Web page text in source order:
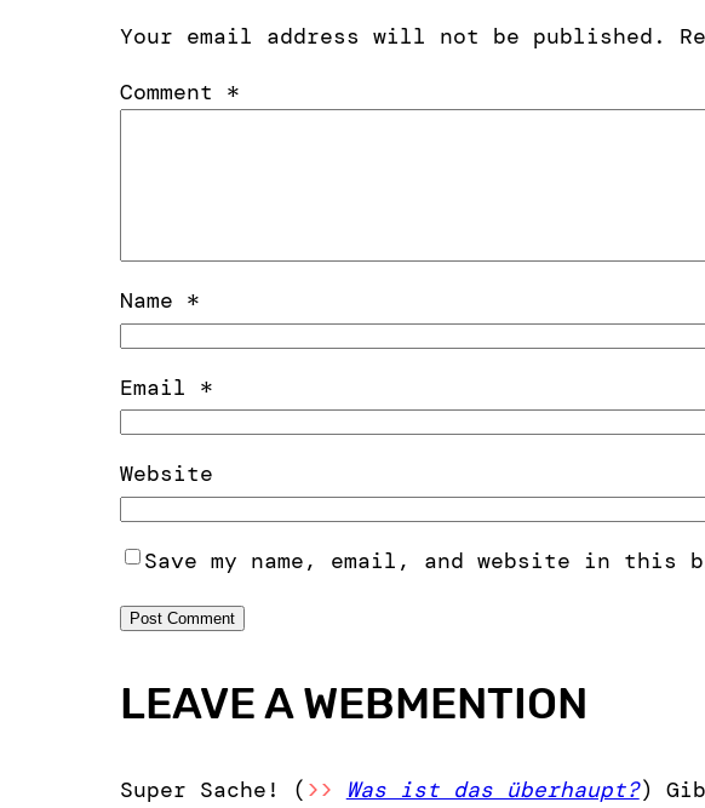
Your email address will not be published.
Comment *
Name *
Email *
Website
Save my name, email, and website in this
LEAVE A WEBMENTION
Super Sache! ( >> Was ist das überhaupt?)